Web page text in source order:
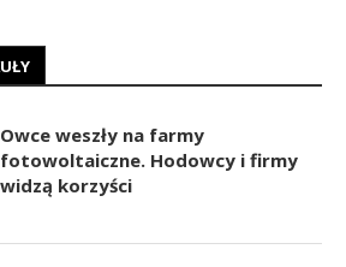
Owce weszły na farmy
fotowoltaiczne. Hodowcy i firmy
widzą korzyści